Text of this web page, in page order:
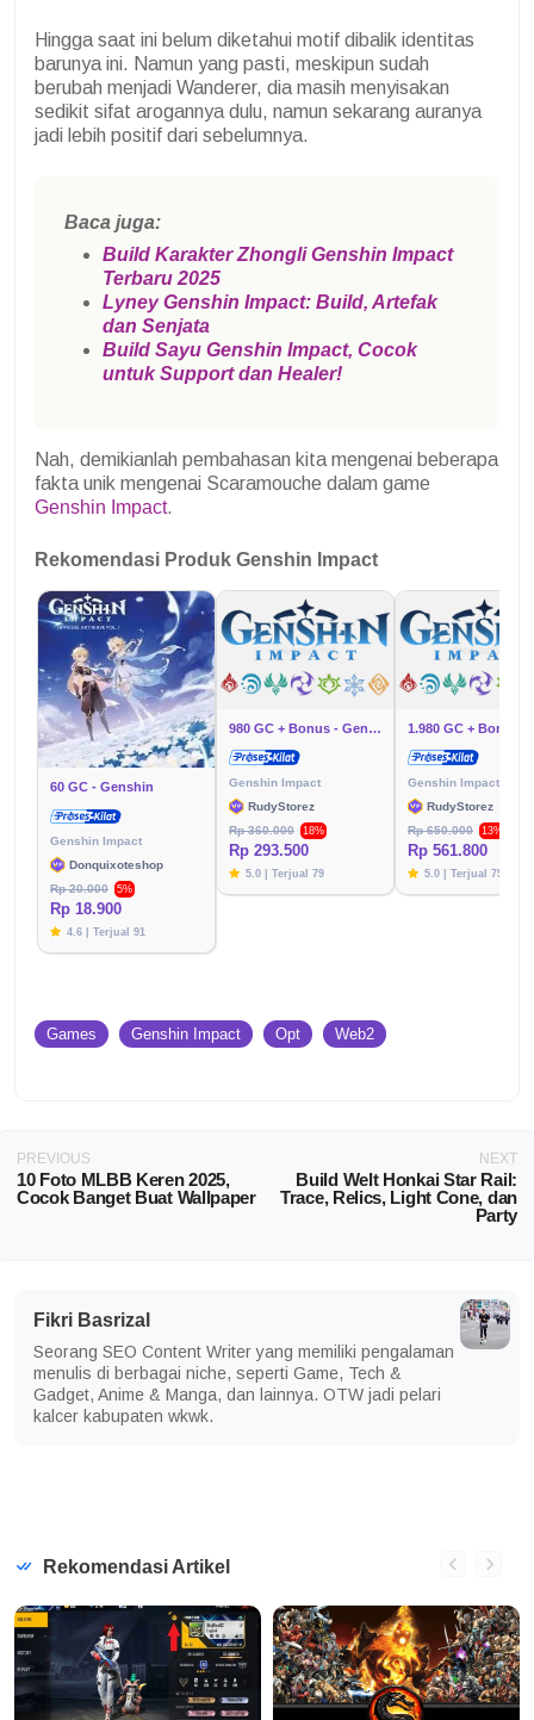
Hingga saat ini belum diketahui motif dibalik identitas
barunya ini. Namun yang pasti, meskipun sudah
berubah menjadi Wanderer, dia masih menyisakan
sedikit sifat arogannya dulu, namun sekarang auranya
jadi lebih positif dari sebelumnya.
Baca juga:
Build Karakter Zhongli Genshin Impact
Terbaru 2025
Lyney Genshin Impact: Build, Artefak
dan Senjata
Build Sayu Genshin Impact, Cocok
untuk Support dan Healer!
Nah, demikianlah pembahasan kita mengenai beberapa
fakta unik mengenai Scaramouche dalam game
Genshin Impact.
Rekomendasi Produk Genshin Impact
60 GC - Genshin
Genshin Impact
Donquixoteshop
Rp 20.000
5%
Rp 18.900
4.6 | Terjual 91
980 GC + Bonus - Genshin
Genshin Impact
RudyStorez
Rp 360.000
18%
Rp 293.500
5.0 | Terjual 79
Genshin Impact
RudyStorez
Rp 650.000
13%
Rp 561.800
5.0 | Terjual 75
Games Genshin Impact Opt Web2
PREVIOUS
10 Foto MLBB Keren 2025,
Cocok Banget Buat Wallpaper
NEXT
Build Welt Honkai Star Rail:
Trace, Relics, Light Cone, dan
Party
Fikri Basrizal
Seorang SEO Content Writer yang memiliki pengalaman
menulis di berbagai niche, seperti Game, Tech &
Gadget, Anime & Manga, dan lainnya. OTW jadi pelari
kalcer kabupaten wkwk.
Rekomendasi Artikel